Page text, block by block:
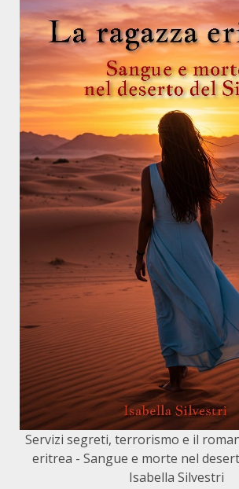
Servizi segreti, terrorismo e il
eritrea - Sangue e morte nel
Isabella Silvestri